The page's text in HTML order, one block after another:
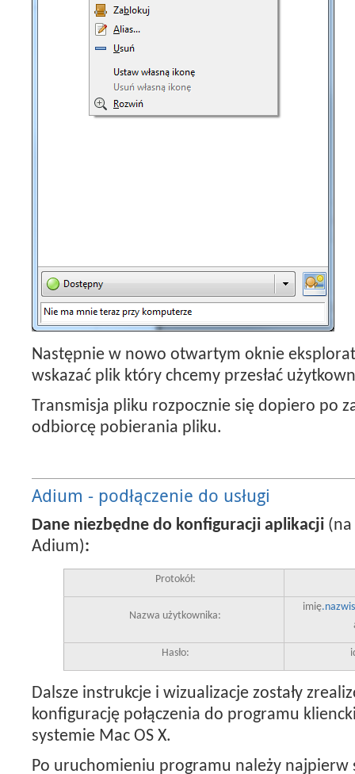
Następnie w nowo otwartym oknie
wskazać plik który chcemy przesłać
Transmisja pliku rozpocznie się dopiero po
odbiorcę pobierania pliku.
Adium - podłączenie do usługi
Dane niezbędne do konfiguracji aplikacji
Adium):
Protokół:
Nazwa użytkownika:
imię
Hasło:
Dalsze instrukcje i wizualizacje zostały
konfigurację połączenia do programu
systemie Mac OS X.
Po uruchomieniu programu należy najpierw